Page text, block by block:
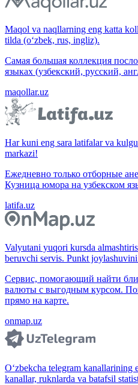
Maqol va naqllarning eng katta
tilda (o‘zbek, rus, ingliz).
Самая большая коллекция
языках (узбекский, русский,
maqollar.uz
Har kuni eng sara latifalar va
markazi!
Ежедневно только отборные
Кузница юмора на узбекском
latifa.uz
Valyutani yuqori kursda
beruvchi servis. Punkt joylashuvini
Сервис, помогающий найти
валюты с выгодным курсом.
прямо на карте.
onmap.uz
O‘zbekcha telegram kanallarining
kanallar, ruknlarda va batafsil